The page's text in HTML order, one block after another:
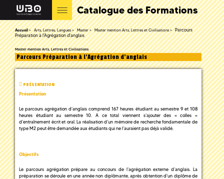
Catalogue des Formations
Accueil Arts, Lettres, Langues Master Master mention Arts, Lettres et Civilisations
Parcours
Préparation à l'Agrégation d'anglais
Master mention Arts, Lettres et Civilisations
Parcours Préparation à l'Agrégation d'anglais
PRÉSENTATION
Présentation
Le parcours agrégation d’anglais comprend 167 heures étudiant au semestre 9 et 108
heures étudiant au semestre 10. A ce total viennent s’ajouter des « colles »
d’entraînement écrit et oral. La réalisation d’un mémoire de recherche fondamentale de
type M2 peut être demandée aux étudiants qui ne l’auraient pas déjà validé.
Objectifs
Le parcours agrégation prépare au concours de l’agrégation externe d’anglais. La
préparation se déroule en une année non diplômante, après obtention d'un diplôme de